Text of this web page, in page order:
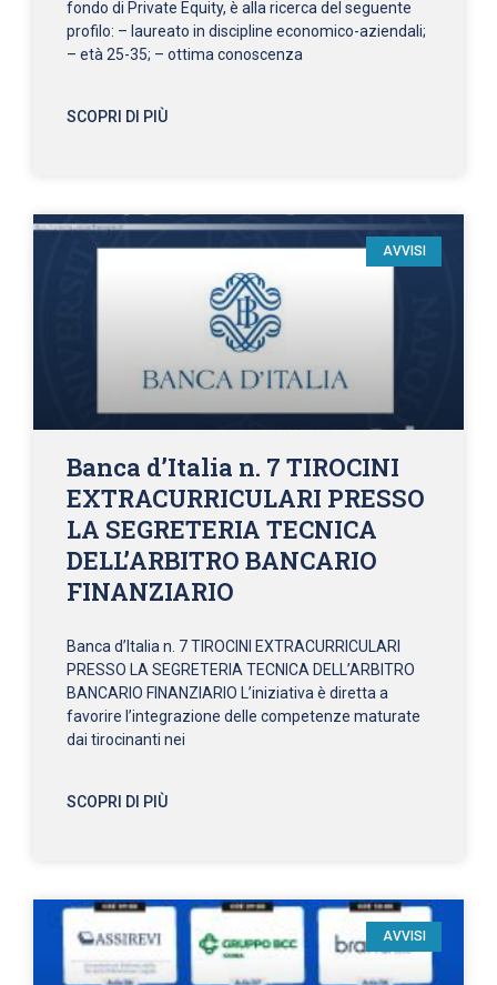
fondo di Private Equity, è alla ricerca del seguente
profilo: – laureato in discipline economico-aziendali;
– età 25-35; – ottima conoscenza
SCOPRI DI PIÙ
AVVISI
Banca d’Italia n. 7 TIROCINI
EXTRACURRICULARI PRESSO
LA SEGRETERIA TECNICA
DELL’ARBITRO BANCARIO
FINANZIARIO
Banca d’Italia n. 7 TIROCINI EXTRACURRICULARI
PRESSO LA SEGRETERIA TECNICA DELL’ARBITRO
BANCARIO FINANZIARIO L’iniziativa è diretta a
favorire l’integrazione delle competenze maturate
dai tirocinanti nei
SCOPRI DI PIÙ
AVVISI